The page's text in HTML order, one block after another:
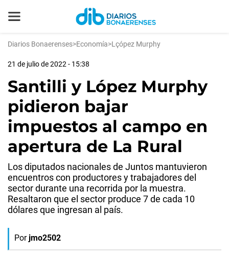
Diarios Bonaerenses>Economía>Lçópez Murphy
21 de julio de 2022 - 15:38
Santilli y López Murphy
pidieron bajar
impuestos al campo en
apertura de La Rural
Los diputados nacionales de Juntos mantuvieron
encuentros con productores y trabajadores del
sector durante una recorrida por la muestra.
Resaltaron que el sector produce 7 de cada 10
dólares que ingresan al país.
Por jmo2502